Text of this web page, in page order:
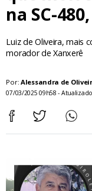
na SC-
Luiz de Oliveira, mais
morador de Xanxerê
Por: Alessandra de
07/03/2025 09h58 -